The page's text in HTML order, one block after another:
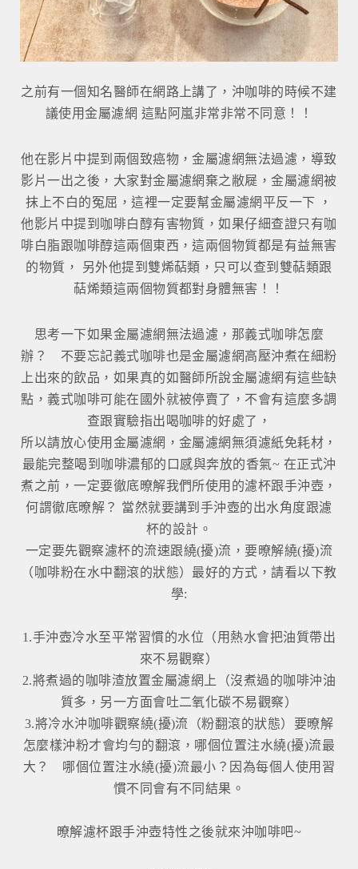
之前有一個知名醫師在網路上講了，沖咖啡的時候不建
議使用金屬濾網 這點阿嵐非常非常不同意！！
他在影片中提到兩個致癌物，金屬濾網無法過濾，導致
影片一出之後，大家對金屬濾網棄之敝屣，金屬濾網被
抹上不白的冤屈，這裡一定要幫金屬濾網平反一下 ，
他影片中提到咖啡白醇有害物質，如果仔細查證只有咖
啡白脂跟咖啡醇這兩個東西，這兩個物質都是有益無害
的物質， 另外他提到雙烯萜類，只可以查到雙萜類跟
萜烯類這兩個物質都對身體無害！！
思考一下如果金屬濾網無法過濾，那義式咖啡怎麼
辦？ 不要忘記義式咖啡也是金屬濾網高壓沖煮在細粉
上出來的飲品，如果真的如醫師所說金屬濾網有這些缺
點，義式咖啡可能在國外就被停賣了，不會有這麼多調
查跟實驗指出喝咖啡的好處了，
所以請放心使用金屬濾網，金屬濾網無須濾紙免耗材，
最能完整喝到咖啡濃郁的口感與奔放的香氣~ 在正式沖
煮之前，一定要徹底暸解我們所使用的濾杯跟手沖壺，
何謂徹底暸解？ 當然就要講到手沖壺的出水角度跟濾
杯的設計。
一定要先觀察濾杯的流速跟繞(擾)流，要暸解繞(擾)流
（咖啡粉在水中翻滾的狀態）最好的方式，請看以下教
學:
1.手沖壺冷水至平常習慣的水位（用熱水會把油質帶出
來不易觀察）
2.將煮過的咖啡渣放置金屬濾網上（沒煮過的咖啡沖油
質多，另一方面會吐二氧化碳不易觀察）
3.將冷水沖咖啡觀察繞(擾)流（粉翻滾的狀態）要暸解
怎麼樣沖粉才會均勻的翻滾，哪個位置注水繞(擾)流最
大？ 哪個位置注水繞(擾)流最小？因為每個人使用習
慣不同會有不同結果。
暸解濾杯跟手沖壺特性之後就來沖咖啡吧~